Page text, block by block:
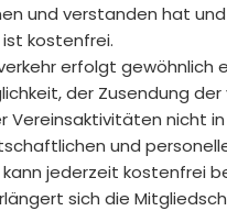
und verstanden hat
kostenfrei.
erfolgt
der Zusendung
Vereinsaktivitäten nicht
und
jederzeit kostenfrei
sich die